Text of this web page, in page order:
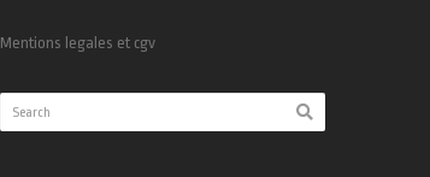
Mentions legales et cgv